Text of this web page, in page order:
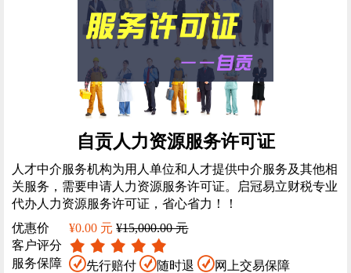
自贡人力资源服务许可证
人才中介服务机构为用人单位和人才提供中介服务及其他相
关服务，需要申请人力资源服务许可证。启冠易立财税专业
代办人力资源服务许可证，省心省力！！
优惠价
¥0.00 元 ¥15,000.00 元
客户评分
服务保障
先行赔付 随时退
网上交易保障